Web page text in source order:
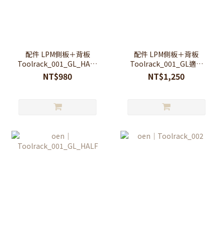
配件 LPM側板＋背板
Toolrack_001_GL_HALF
適用（不含框架及玻璃）
NT$980
配件 LPM側板＋背板
Toolrack_001_GL適用
（不含框架及玻璃）
NT$1,250